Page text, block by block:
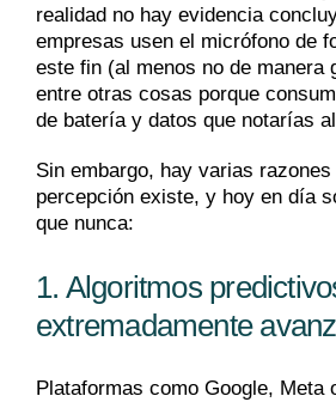
realidad no hay evidencia
empresas usen el micrófono de
este fin (al menos no de manera
entre otras cosas porque
de batería y datos que notarías
Sin embargo, hay varias
percepción existe, y hoy en día
que nunca:
1. Algoritmos
extremadamente
Plataformas como Google, Meta